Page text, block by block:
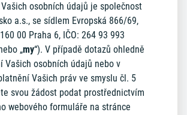
osobních údajů je společnost
a.s., se sídlem Evropská 866/69,
00 Praha 6, IČO: 264 93 993
„my“). V případě dotazů ohledně
Vašich osobních údajů nebo v
Vašich práv ve smyslu čl. 5
svou žádost podat prostřednictvím
webového formuláře na stránce